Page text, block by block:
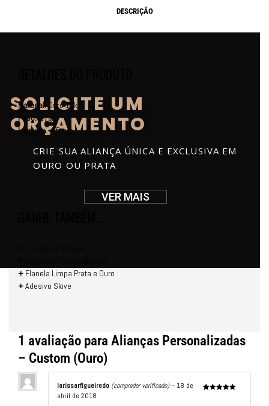
DESCRIÇÃO
CRIE SUA ALIANÇA ÚNICA E EXCLUSIVA EM
OURO OU PRATA
SOLICITE UM
ORÇAMENTO
VER MAIS
Material:Ouro 18k
Peso:±7g
Largura:± 5mm
+ Flanela Limpa Prata e Ouro
+Adesivo Skive
1 avaliação para Alianças Personalizadas
– Custom (Ouro)
larissarfigueiredo (comprador verificado) – 18 de
abril de 2018